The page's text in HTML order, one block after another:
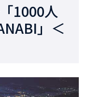
1000人
」＜